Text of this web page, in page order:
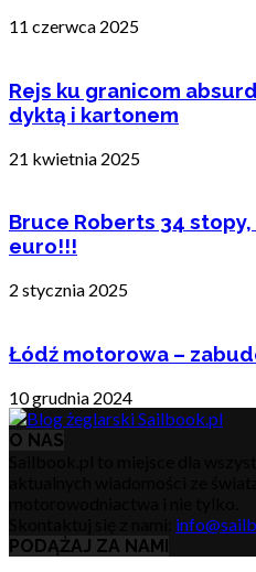
11 czerwca 2025
Rejs ku granicom
dyktą i kartonem
21 kwietnia 2025
Bruce Roberts 34
euro!!!
2 stycznia 2025
Łódź motorowa –
10 grudnia 2024
O NAS
PODĄŻAJ ZA NAMI